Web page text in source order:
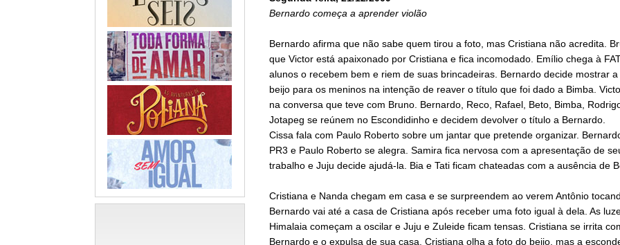
Bernardo começa a aprender violão
Bernardo afirma que não sabe quem tirou a foto, mas Cristiana não acredita.
que Victor está apaixonado por Cristiana e fica incomodado. Emílio chega à
alunos o recebem bem e riem de suas brincadeiras. Bernardo decide mostrar
beijo para os meninos na intenção de reaver o título que foi dado a Bimba.
na conversa que teve com Bruno. Bernardo, Reco, Rafael, Beto, Bimba,
Jotapeg se reúnem no Escondidinho e decidem devolver o título a Bernardo.
Cissa fala com Paulo Roberto sobre um jantar que pretende organizar.
PR3 e Paulo Roberto se alegra. Samira fica nervosa com a apresentação de
trabalho e Juju decide ajudá-la. Bia e Tati ficam chateadas com a ausência de
Cristiana e Nanda chegam em casa e se surpreendem ao verem Antônio
Bernardo vai até a casa de Cristiana após receber uma foto igual à dela. As
Himalaia começam a oscilar e Juju e Zuleide ficam tensas. Cristiana se irrita
Bernardo e o expulsa de sua casa. Cristiana olha a foto do beijo, mas a